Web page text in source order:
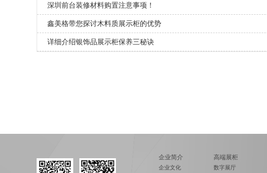
深圳前台装修材料购置注意事项！
鑫美格带您探讨木料质展示柜的优势
详细介绍银饰品展示柜保养三秘诀
企业简介
企业文化
高端展柜
数字展厅